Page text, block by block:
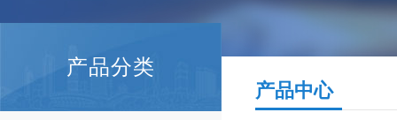
产品分类
产品中心